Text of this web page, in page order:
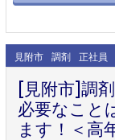
見附市 調剤 正社員
[見附市]調
必要なこと
ます！＜高